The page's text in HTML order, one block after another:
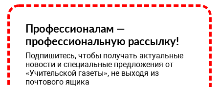
Профессионалам —
профессиональную рассылку!
Подпишитесь, чтобы получать актуальные
новости и специальные предложения от
«Учительской газеты», не выходя из
почтового ящика